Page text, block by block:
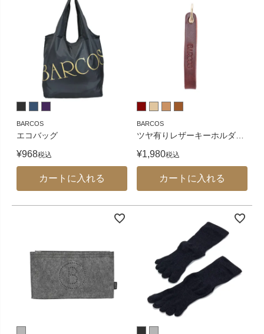
BARCOS
エコバッグ
¥968税込
カートに入れる
BARCOS
ツヤ有りレザーキーホルダ
¥1,980税込
カートに入れる